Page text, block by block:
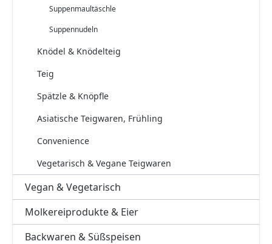
Suppenmaultäschle
Suppennudeln
Knödel & Knödelteig
Teig
Spätzle & Knöpfle
Asiatische Teigwaren, Frühling
Convenience
Vegetarisch & Vegane Teigwaren
Vegan & Vegetarisch
Molkereiprodukte & Eier
Backwaren & Süßspeisen